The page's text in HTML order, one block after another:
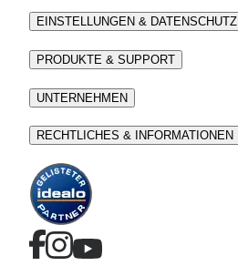
EINSTELLUNGEN & DATENSCHUTZ
PRODUKTE & SUPPORT
UNTERNEHMEN
RECHTLICHES & INFORMATIONEN